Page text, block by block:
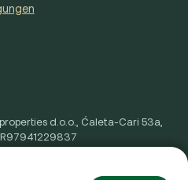
d.o.o., Ćaleta-Cari 53a,